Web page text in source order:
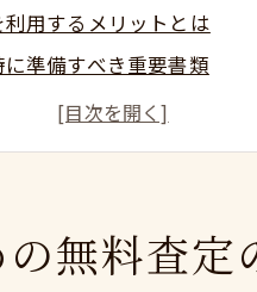
用するメリットとは
準備すべき重要書類
と注目すべきポイント
とにした売却戦略の立案
賢く活用するための注意点
の市場特性を活かした
無料査定